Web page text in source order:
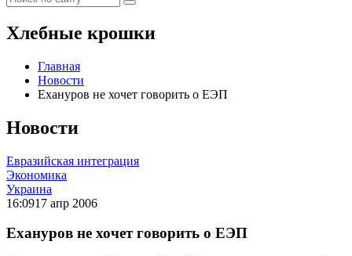
Хлебные крошки
Главная
Новости
Ехануров не хочет говорить о ЕЭП
Новости
Евразийская интеграция
Экономика
Украина
16:0917 апр 2006
Ехануров не хочет говорить о ЕЭП